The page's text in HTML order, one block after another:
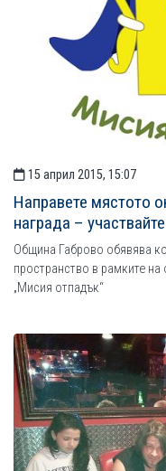
15 април 2015, 15:07
Направете мястото
награда –
Община Габрово обявява
пространство в рамките
„Мисия отпадък“